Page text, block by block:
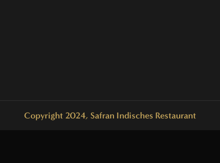
Copyright 2024, Safran Indisches Restaurant